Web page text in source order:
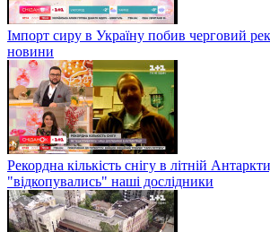
Імпорт сиру в Україну побив черговий
новини
Рекордна кількість снігу в літній
"відкопувались" наші дослідники